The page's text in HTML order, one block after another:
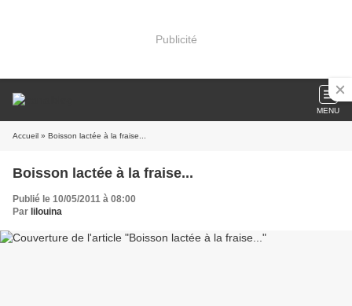
Publicité
MENU
Accueil » Boisson lactée à la fraise...
Boisson lactée à la fraise...
Publié le 10/05/2011 à 08:00
Par lilouina